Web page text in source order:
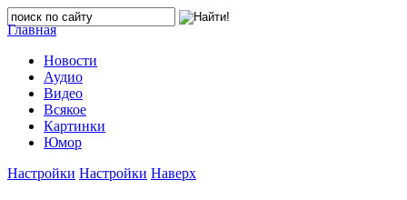
Главная
Новости
Аудио
Видео
Всякое
Картинки
Юмор
Настройки Настройки Наверх